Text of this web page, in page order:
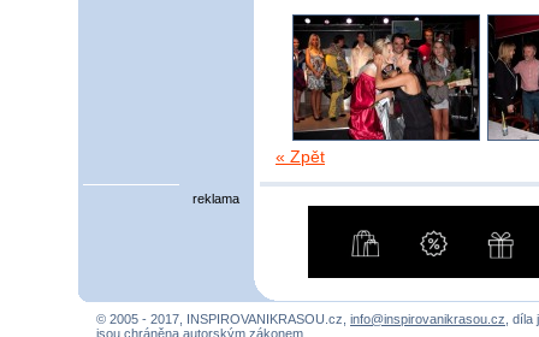
« Zpět
reklama
© 2005 - 2017, INSPIROVANIKRASOU.cz, info@inspirovanikrasou.cz ,
jsou chráněna autorským zákonem.